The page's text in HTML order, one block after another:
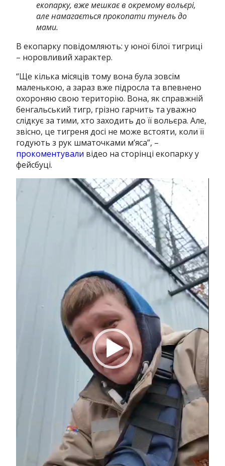
екопарку, вже мешкає в окремому вольєрі,
але намагається прокопати тунель до
мами.
В екопарку повідомляють: у юної білої тигриці
– норовливий характер.
“Ще кілька місяців тому вона була зовсім
маленькою, а зараз вже підросла та впевнено
охороняю свою територію. Вона, як справжній
бенгальський тигр, грізно гарчить та уважно
слідкує за тими, хто заходить до її вольєра. Але,
звісно, це тигреня досі не може встояти, коли її
годують з рук шматочками мʼяса”, –
прокоментували відео на сторінці екопарку у
фейсбуці.
Відеопрогравач